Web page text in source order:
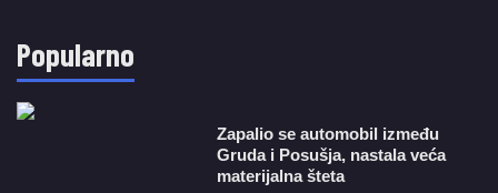
Popularno
Zapalio se automobil između
Gruda i Posušja, nastala veća
materijalna šteta